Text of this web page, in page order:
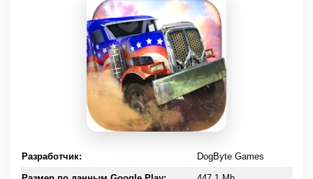
Разработчик: DogByte Games